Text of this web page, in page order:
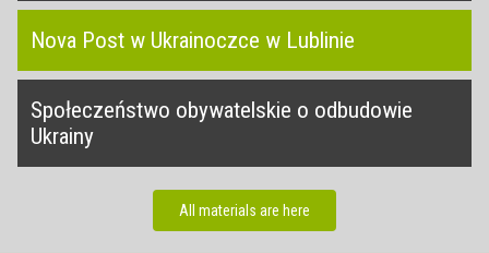
Nova Post w Ukrainoczce w Lublinie
Społeczeństwo obywatelskie o odbudowie
Ukrainy
All materials are here